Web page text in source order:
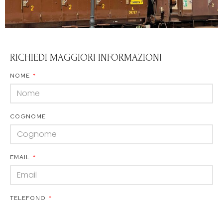
RICHIEDI MAGGIORI INFORMAZIONI
NOME
COGNOME
EMAIL
TELEFONO